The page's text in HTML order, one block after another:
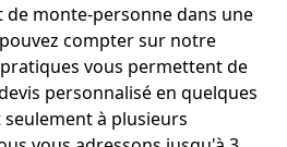
monte-personne dans une
compter sur notre
vous permettent de
personnalisé en quelques
à plusieurs